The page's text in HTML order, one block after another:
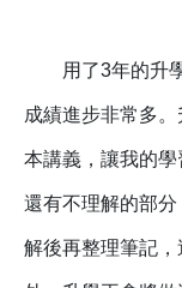
用了3年的升學
成績進步非常多
本講義，讓我的
還有不理解的部
解後再整理筆記，